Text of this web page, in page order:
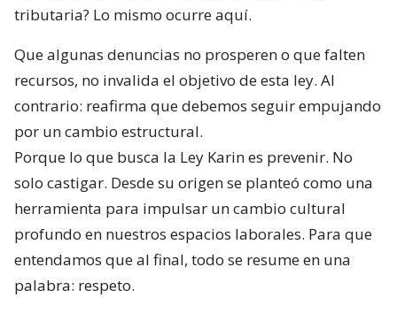
tributaria? Lo mismo ocurre aquí.
Que algunas denuncias no prosperen o que falten
recursos, no invalida el objetivo de esta ley. Al
contrario: reafirma que debemos seguir empujando
por un cambio estructural.
Porque lo que busca la Ley Karin es prevenir. No
solo castigar. Desde su origen se planteó como una
herramienta para impulsar un cambio cultural
profundo en nuestros espacios laborales. Para que
entendamos que al final, todo se resume en una
palabra: respeto.